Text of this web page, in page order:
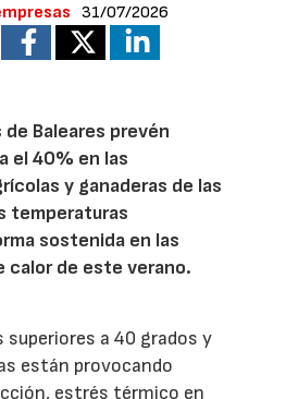
31/07/2026
Baleares prevén
el 40% en las
y ganaderas de las
temperaturas
sostenida en las
calor de este verano.
superiores a 40 grados y
están provocando
estrés térmico en